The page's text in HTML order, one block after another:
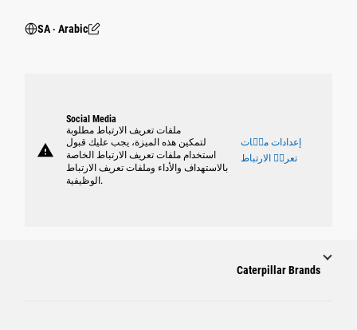
SA ‧ Arabic
warning
Social Media
ملفات تعريف الارتباط مطلوبة
لتمكين هذه الميزة، يجب عليك قبول
استخدام ملفات تعريف الارتباط الخاصة
بالاستهداف والأداء وملفات تعريف الارتباط
الوظيفية.
إعدادات ملٝات
تعريٝ الارتباط
Caterpillar Brands